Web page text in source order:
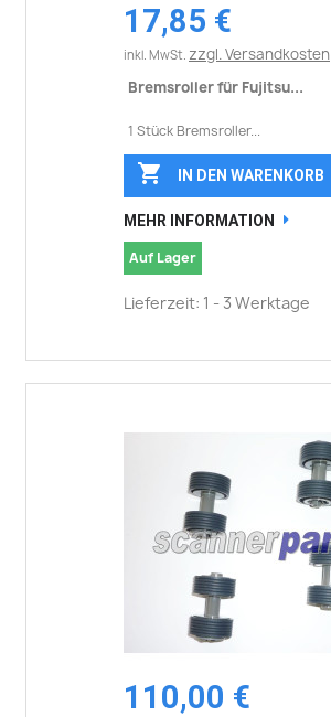
17,85 €
inkl. MwSt. zzgl. Versandkosten
Bremsroller für Fujitsu...
1 Stück Bremsroller...
 IN DEN WARENKORB
MEHR INFORMATION
Auf Lager
Lieferzeit: 1 - 3 Werktage
110,00 €